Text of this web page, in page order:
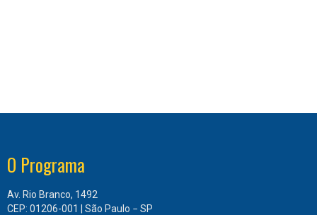
O Programa
Av. Rio Branco, 1492
CEP: 01206-001 | São Paulo − SP